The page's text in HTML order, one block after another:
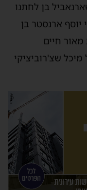
בן לחתנו
יוסף ארנסטר בן
חיים
שצ'רוביציקי